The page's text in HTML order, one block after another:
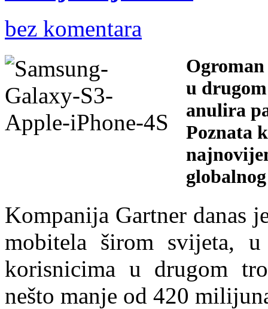
bez komentara
u
anulira
Poznata
Kompanija Gartner danas
mobitela širom svijeta,
korisnicima u drugom
nešto manje od 420